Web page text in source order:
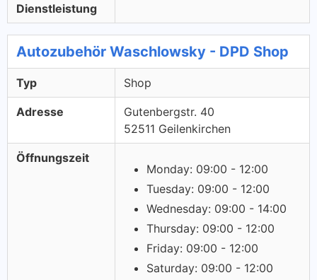
Dienstleistung
Autozubehör Waschlowsky - DPD Shop
Typ Shop
Adresse
Gutenbergstr. 40
52511 Geilenkirchen
Öffnungszeit
Monday: 09:00 - 12:00
Tuesday: 09:00 - 12:00
Wednesday: 09:00 - 14:00
Thursday: 09:00 - 12:00
Friday: 09:00 - 12:00
Saturday: 09:00 - 12:00